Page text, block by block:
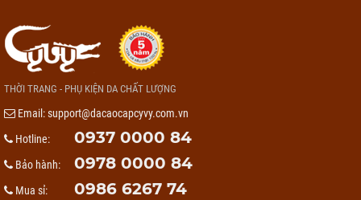
THỜI TRANG - PHỤ KIỆN DA CHẤT LƯỢNG
Email:support@dacaocapcyvy.com.vn
Hotline:
0937 0000 84
Bảo hành: 0978 0000 84
Mua sỉ: 0986 6267 74